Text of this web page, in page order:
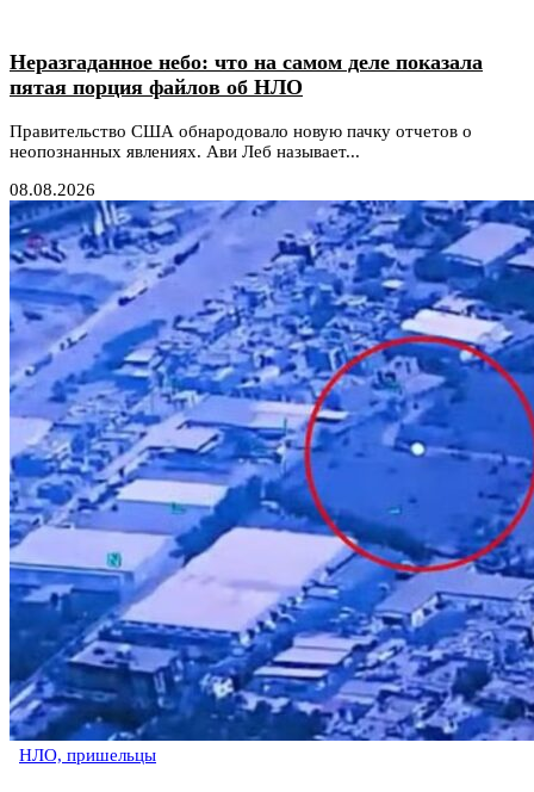
Неразгаданное небо: что на самом деле показала
пятая порция файлов об НЛО
Правительство США обнародовало новую пачку отчетов о
неопознанных явлениях. Ави Леб называет...
08.08.2026
НЛО, пришельцы